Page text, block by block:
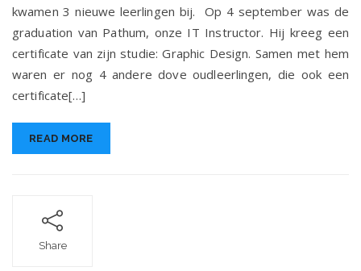
kwamen 3 nieuwe leerlingen bij. Op 4 september was de
graduation van Pathum, onze IT Instructor. Hij kreeg een
certificate van zijn studie: Graphic Design. Samen met hem
waren er nog 4 andere dove oudleerlingen, die ook een
certificate[…]
READ MORE
Share